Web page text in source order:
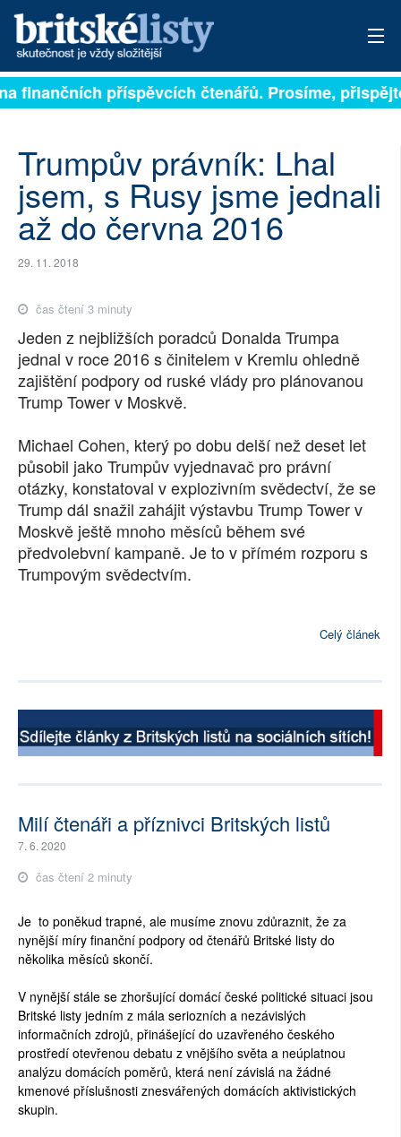
PŘIHLÁSIT
ARCHIV
ROZHOVORY
TÉMATA
NEJČTENĚJŠÍ ZA 7 DNÍ
AUTOŘI
PŘÍSPĚVKY NA PROVOZ
RUBRIKY
PLNÁ VERZE STRÁNEK
na finančních příspěvcích čtenářů. Prosíme,
Trumpův právník: Lhal
jsem, s Rusy jsme jednali
až do června 2016
29. 11. 2018
čas čtení 3 minuty
Jeden z nejbližších poradců Donalda Trumpa
jednal v roce 2016 s činitelem v Kremlu ohledně
zajištění podpory od ruské vlády pro plánovanou
Trump Tower v Moskvě.
Michael Cohen, který po dobu delší než deset let
působil jako Trumpův vyjednavač pro právní
otázky, konstatoval v explozivním svědectví, že se
Trump dál snažil zahájit výstavbu Trump Tower v
Moskvě ještě mnoho měsíců během své
předvolebvní kampaně. Je to v přímém rozporu s
Trumpovým svědectvím.
Celý článek
Milí čtenáři a příznivci Britských listů
7. 6. 2020
čas čtení 2 minuty
Je to poněkud trapné, ale musíme znovu zdůraznit, že za
nynější míry finanční podpory od čtenářů Britské listy do
několika měsíců skončí.
V nynější stále se zhoršující domácí české politické situaci jsou
Britské listy jedním z mála seriozních a nezávislých
informačních zdrojů, přinášející do uzavřeného českého
prostředí otevřenou debatu z vnějšího světa a neúplatnou
analýzu domácích poměrů, která není závislá na žádné
kmenové příslušnosti znesvářených domácích aktivistických
skupin.